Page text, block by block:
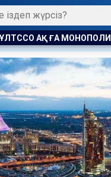
ЗАҢ БҰЗУШЫЛЫҚ